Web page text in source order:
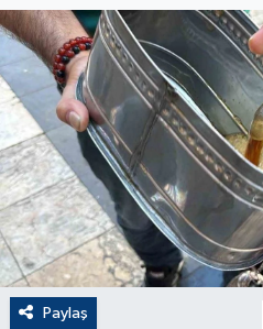
Paylaş
Dış Haberler
Dünya
EĞİTİM
EKONOMİ
English News
Finans